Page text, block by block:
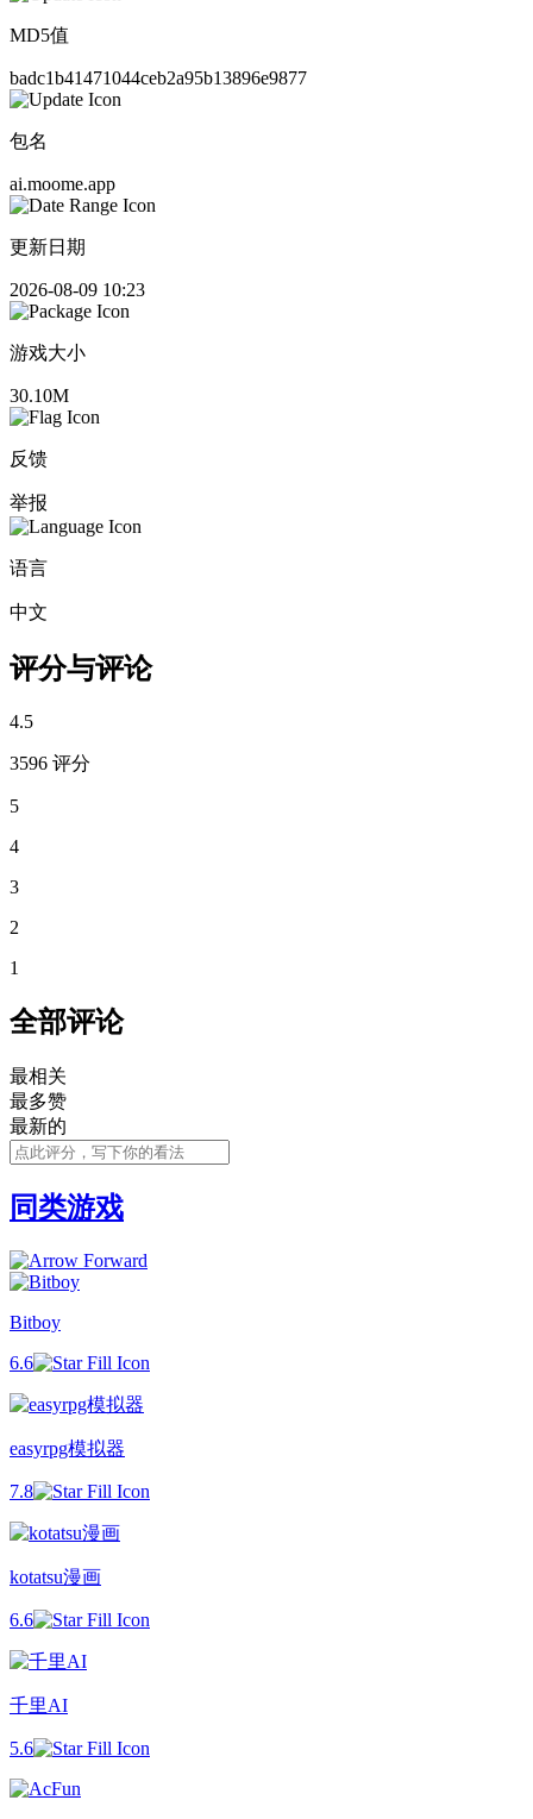
MD5值
badc1b41471044ceb2a95b13896e9877
包名
ai.moome.app
更新日期
2026-08-09 10:23
游戏大小
30.10M
反馈
举报
语言
中文
评分与评论
4.5
3596 评分
5
4
3
2
1
全部评论
最相关
最多赞
最新的
同类游戏
Bitboy
6.6
easyrpg模拟器
7.8
kotatsu漫画
6.6
千里AI
5.6